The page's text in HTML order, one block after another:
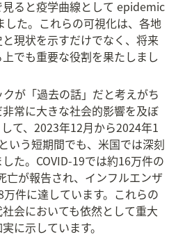
ると疫学曲線として epidemic
た。これらの可視化は、各地
現状を示すだけでなく、将来
でも重要な役割を果たしまし
が「過去の話」だと考えがち
常に大きな社会的影響を及ぼ
て、2023年12月から2024年1
いう短期間でも、米国では深刻
た。COVID-19では約16万件の
亡が報告され、インフルエンザ
件に達しています。これらの
会においても依然として重大
に示しています。